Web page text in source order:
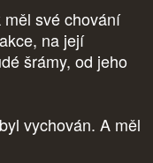
své chování
na její
šrámy, od jeho
vychován. A měl